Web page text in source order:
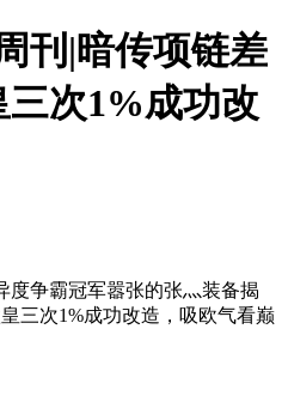
刊|暗传项链差
次1%成功改
度争霸冠军嚣张的张灬装备揭
三次1%成功改造，吸欧气看巅